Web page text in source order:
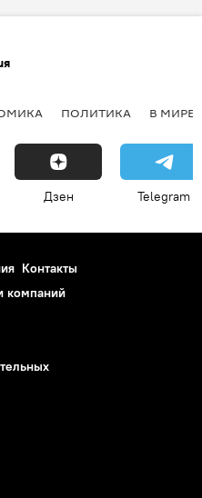
ПОЛИТИКА В МИРЕ
Дзен Telegram
Контакты
компаний